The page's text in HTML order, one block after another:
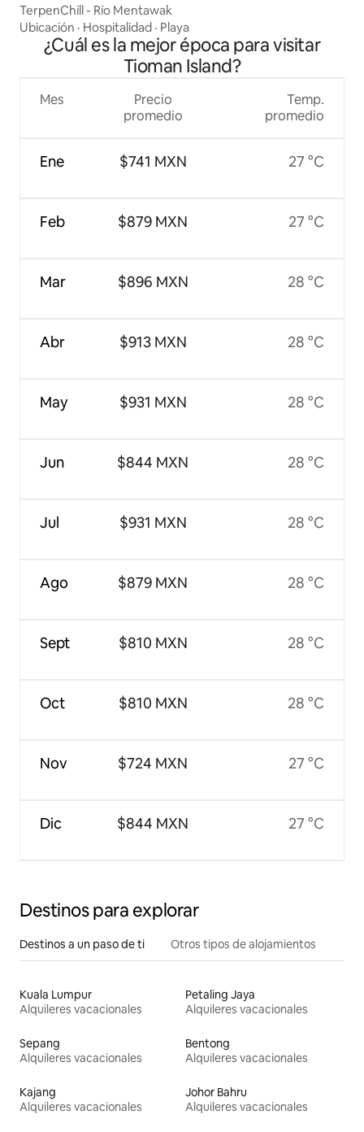
TerpenChill - Río Mentawak
Ubicación · Hospitalidad · Playa
¿Cuál es la mejor época para visitar
Tioman Island?
Mes
Ene
Feb
Mar
Abr
May
Jun
Jul
Ago
Sept
Oct
Nov
Dic
Precio
promedio
$741 MXN
$879 MXN
$896 MXN
$913 MXN
$931 MXN
$844 MXN
$931 MXN
$879 MXN
$810 MXN
$810 MXN
$724 MXN
$844 MXN
Temp.
promedio
27 °C
27 °C
28 °C
28 °C
28 °C
28 °C
28 °C
28 °C
28 °C
28 °C
27 °C
27 °C
Destinos para explorar
Destinos a un paso de ti Otros tipos de alojamientos
Kuala Lumpur
Alquileres vacacionales
Petaling Jaya
Alquileres vacacionales
Sepang
Alquileres vacacionales
Bentong
Alquileres vacacionales
Kajang
Alquileres vacacionales
Johor Bahru
Alquileres vacacionales